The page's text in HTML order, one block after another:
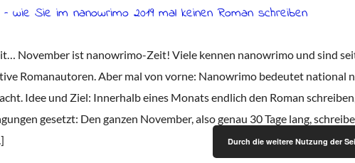
wie Sie im nanowrimo 2019 mal keinen Roman schreiben
November ist nanowrimo-Zeit! Viele kennen nanowrimo und sind
Romanautoren. Aber mal von vorne: Nanowrimo bedeutet national
Idee und Ziel: Innerhalb eines Monats endlich den Roman
gesetzt: Den ganzen November, also genau 30 Tage lang,
© 2025 Autorinnen Nora Peters & Jana Zegenhagen |
Durch die weitere Nutzung der